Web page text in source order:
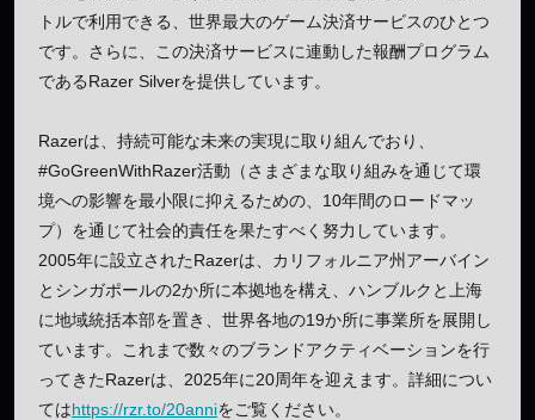
トルで利用できる、世界最大のゲーム決済サービスのひとつ
です。さらに、この決済サービスに連動した報酬プログラム
であるRazer Silverを提供しています。
Razerは、持続可能な未来の実現に取り組んでおり、
#GoGreenWithRazer活動（さまざまな取り組みを通じて環
境への影響を最小限に抑えるための、10年間のロードマッ
プ）を通じて社会的責任を果たすべく努力しています。
2005年に設立されたRazerは、カリフォルニア州アーバイン
とシンガポールの2か所に本拠地を構え、ハンブルクと上海
に地域統括本部を置き、世界各地の19か所に事業所を展開し
ています。これまで数々のブランドアクティベーションを行
ってきたRazerは、2025年に20周年を迎えます。詳細につい
てはhttps://rzr.to/20anniをご覧ください。